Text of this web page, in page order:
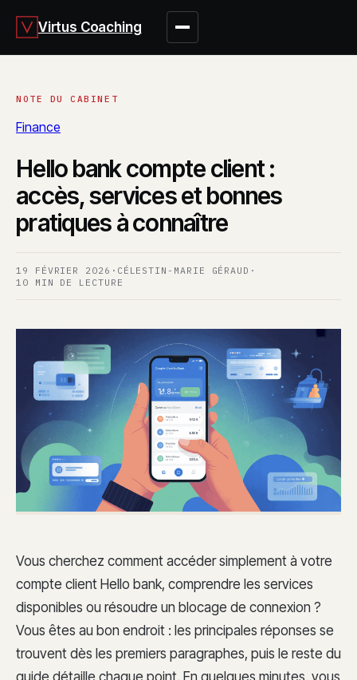
Virtus Coaching
Finance
Hello bank compte client :
accès, services et bonnes
pratiques à connaître
19 FÉVRIER 2026 · CÉLESTIN-MARIE GÉRAUD ·
10 MIN DE LECTURE
Vous cherchez comment accéder simplement à votre
compte client Hello bank, comprendre les services
disponibles ou résoudre un blocage de connexion ?
Vous êtes au bon endroit : les principales réponses se
trouvent dès les premiers paragraphes, puis le reste du
guide détaille chaque point. En quelques minutes, vous